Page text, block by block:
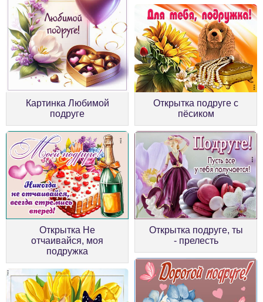
Картинка Любимой
подруге
Открытка подруге с
пёсиком
Открытка Не
отчаивайся, моя
подружка
Открытка подруге, ты
- прелесть